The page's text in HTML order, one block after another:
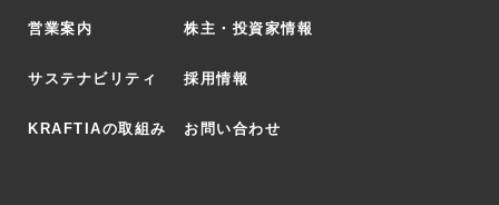
営業案内 株主・投資家情報
サステナビリティ 採用情報
KRAFTIAの取組み お問い合わせ